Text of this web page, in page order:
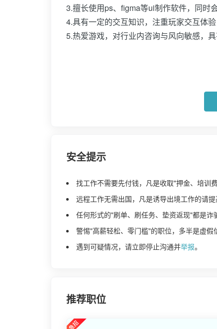
3.擅长使用ps、figma等ui制作软件，同时
4.具有一定的交互知识，注重玩家交互体
5.热爱游戏，对行业内咨询与风向敏感，
安全提示
找工作不需要先付钱，凡是收取"押金、培训
远程工作无需出国，凡是诱导出境工作的请提
任何形式的"刷单、刷任务、垫资返现"都是诈
警惕"高薪轻松、零门槛"的职位，多半是虚假
遇到可疑情况，请立即停止沟通并举报。
推荐职位